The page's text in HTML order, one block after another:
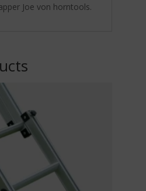
Joe von horntools.